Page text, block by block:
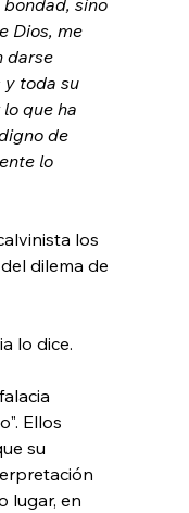
Dios, me
darse
y toda su
que ha
de
lo
los
dilema de
lo dice.
Ellos
su
lugar, en